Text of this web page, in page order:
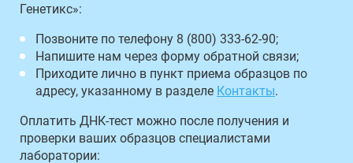
Генетикс»:
Позвоните по телефону 8 (800) 333-62-90;
Напишите нам через форму обратной связи;
Приходите лично в пункт приема образцов по
адресу, указанному в разделе Контакты.
Оплатить ДНК-тест можно после получения и
проверки ваших образцов специалистами
лаборатории: